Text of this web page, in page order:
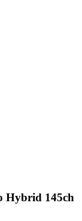
Hybrid 145ch